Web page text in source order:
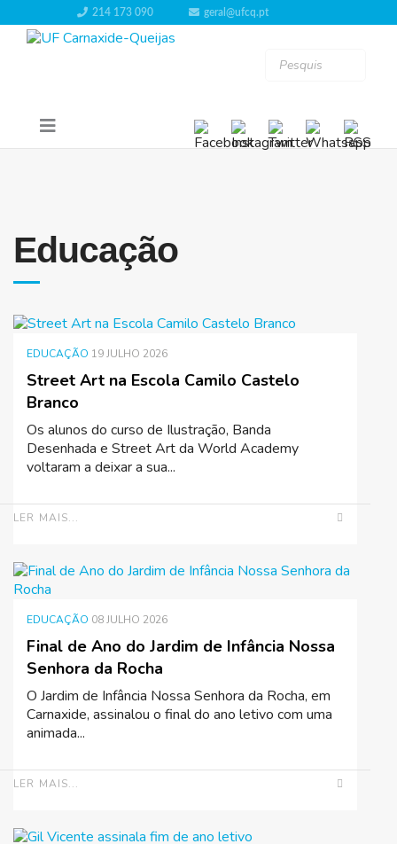
214 173 090 geral@ufcq.pt
Educação
Street Art na Escola Camilo Castelo
Branco
EDUCAÇÃO 19 JULHO 2026
Os alunos do curso de Ilustração, Banda
Desenhada e Street Art da World Academy
voltaram a deixar a sua...
LER MAIS...
Final de Ano do Jardim de Infância Nossa
Senhora da Rocha
EDUCAÇÃO 08 JULHO 2026
O Jardim de Infância Nossa Senhora da Rocha, em
Carnaxide, assinalou o final do ano letivo com uma
animada...
LER MAIS...